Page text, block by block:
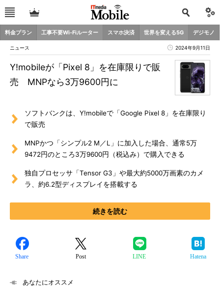
料金プラン 工事不要Wi-Fiルーター スマホ決済 世界を変える5G デジモノ
ニュース 2024年9月11日
Y!mobileが「Pixel 8」を在庫限りで販
売 MNPなら3万9600円に
ソフトバンクは、Y!mobileで「Google Pixel 8」を在庫限り
で販売
MNPかつ「シンプル2 M／L」に加入した場合、通常5万
9472円のところ3万9600円（税込み）で購入できる
独自プロセッサ「Tensor G3」や最大約5000万画素のカメ
ラ、約6.2型ディスプレイを搭載する
続きを読む
Share Post LINE Hatena
あなたにオススメ